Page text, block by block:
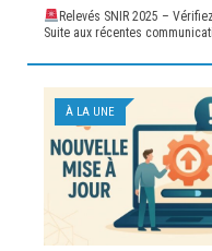
Relevés SNIR 2025 –
Suite aux récentes
À LA UNE